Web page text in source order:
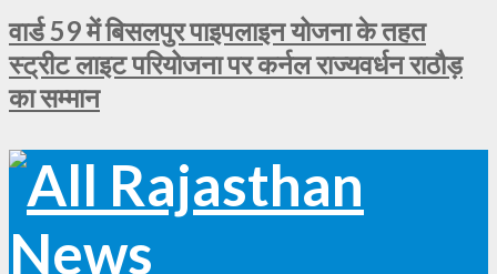
वार्ड 59 में बिसलपुर पाइपलाइन योजना के तहत
स्ट्रीट लाइट परियोजना पर कर्नल राज्यवर्धन राठौड़
का सम्मान